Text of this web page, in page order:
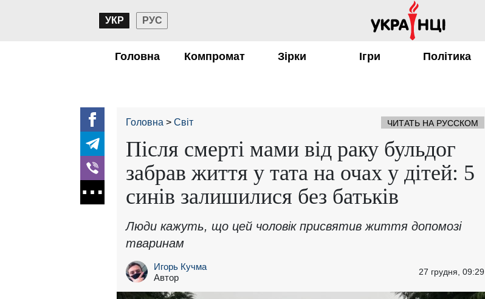
УКР РУС
Головна Компромат Зірки Ігри Політика
Головна Світ ЧИТАТЬ НА РУССКОМ
Після смерті мами від раку бульдог
забрав життя у тата на очах у дітей: 5
синів залишилися без батьків
Люди кажуть, що цей чоловік присвятив життя допомозі
тваринам
Игорь Кучма
Автор
27 грудня, 09:29